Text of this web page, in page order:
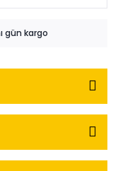
gün kargo